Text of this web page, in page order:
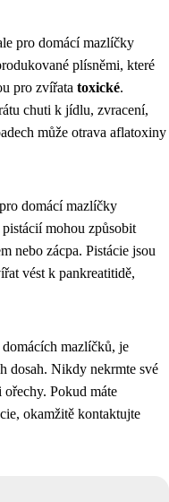
pro domácí mazlíčky
plísněmi, které
pro zvířata toxické.
chuti k jídlu, zvracení,
může otrava aflatoxiny
domácí mazlíčky
mohou způsobit
nebo zácpa. Pistácie jsou
vést k pankreatitidě,
mazlíčků, je
dosah. Nikdy nekrmte své
Pokud máte
okamžitě kontaktujte